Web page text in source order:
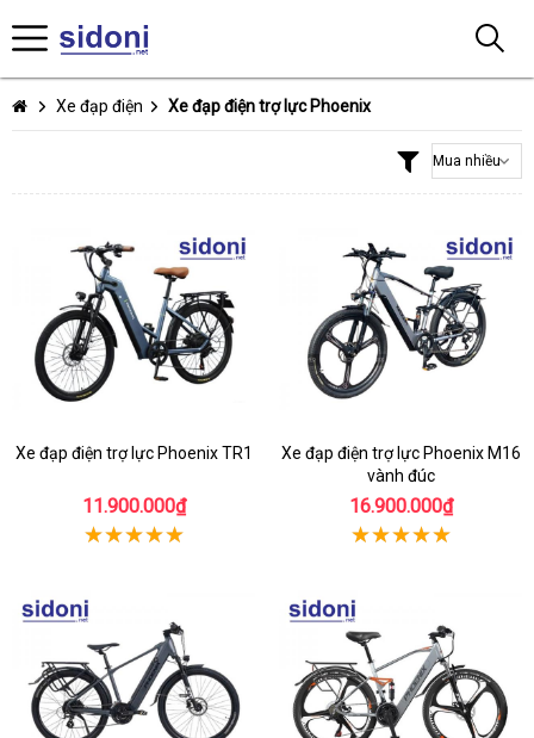
Xe đạp điện Xe đạp điện trợ lực Phoenix
Xe đạp điện trợ lực Phoenix TR1
11.900.000₫
Xe đạp điện trợ lực Phoenix M16
vành đúc
16.900.000₫